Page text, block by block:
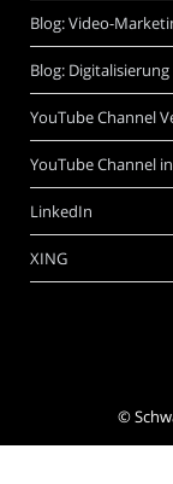
Blog: Video-
Blog: Digitalisierung
YouTube Channel
YouTube Channel
LinkedIn
XING
©